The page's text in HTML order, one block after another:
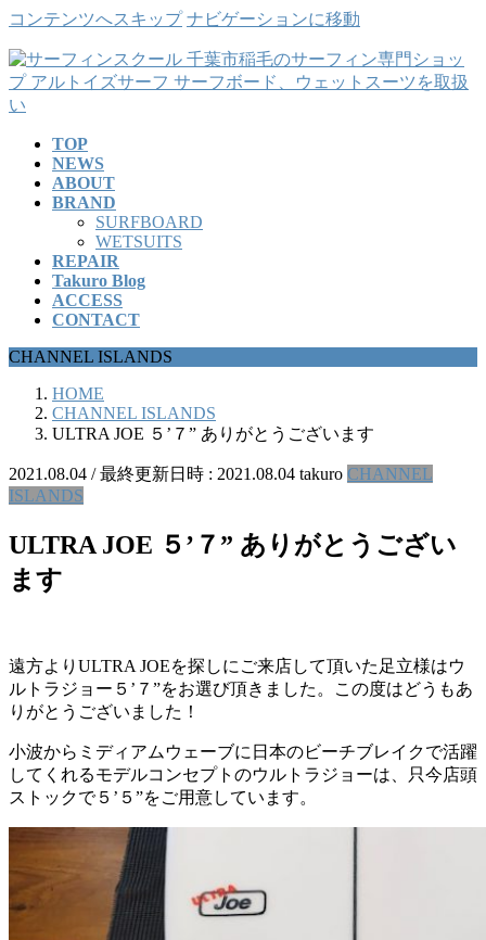
コンテンツへスキップ ナビゲーションに移動
TOP
NEWS
ABOUT
BRAND
SURFBOARD
WETSUITS
REPAIR
Takuro Blog
ACCESS
CONTACT
CHANNEL ISLANDS
HOME
CHANNEL ISLANDS
ULTRA JOE ５’７” ありがとうございます
2021.08.04 / 最終更新日時 : 2021.08.04 takuro CHANNEL
ISLANDS
ULTRA JOE ５’７” ありがとうござい
ます
遠方よりULTRA JOEを探しにご来店して頂いた足立様はウ
ルトラジョー５’７”をお選び頂きました。この度はどうもあ
りがとうございました！
小波からミディアムウェーブに日本のビーチブレイクで活躍
してくれるモデルコンセプトのウルトラジョーは、只今店頭
ストックで５’５”をご用意しています。